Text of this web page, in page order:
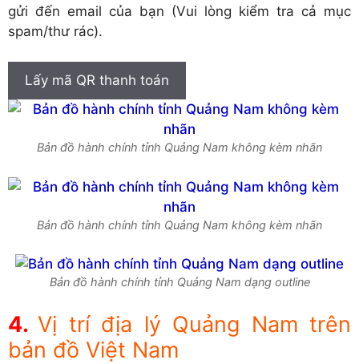
gửi đến email của bạn (Vui lòng kiểm tra cả mục
spam/thư rác).
Lấy mã QR thanh toán
Bản đồ hành chính tỉnh Quảng Nam không kèm nhãn
Bản đồ hành chính tỉnh Quảng Nam không kèm nhãn
Bản đồ hành chính tỉnh Quảng Nam dạng outline
Vị trí địa lý Quảng Nam trên
bản đồ Việt Nam